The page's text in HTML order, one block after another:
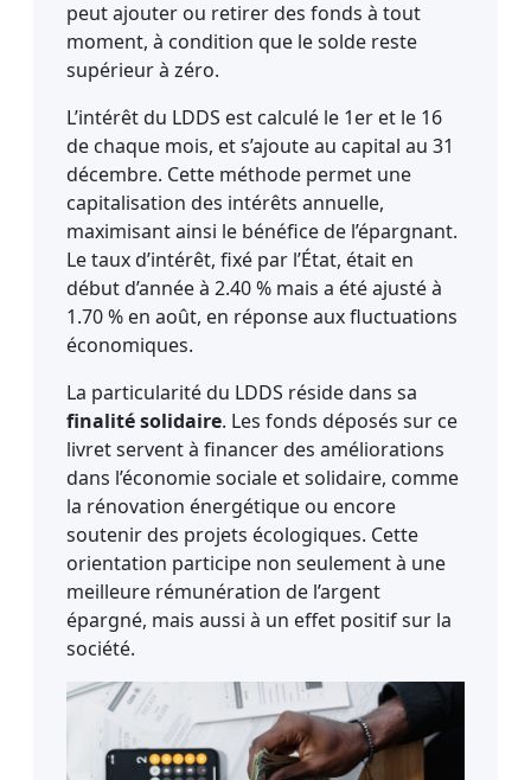
peut ajouter ou retirer des fonds à tout
moment, à condition que le solde reste
supérieur à zéro.
L’intérêt du LDDS est calculé le 1er et le 16
de chaque mois, et s’ajoute au capital au 31
décembre. Cette méthode permet une
capitalisation des intérêts annuelle,
maximisant ainsi le bénéfice de l’épargnant.
Le taux d’intérêt, fixé par l’État, était en
début d’année à 2.40 % mais a été ajusté à
1.70 % en août, en réponse aux fluctuations
économiques.
La particularité du LDDS réside dans sa
finalité solidaire. Les fonds déposés sur ce
livret servent à financer des améliorations
dans l’économie sociale et solidaire, comme
la rénovation énergétique ou encore
soutenir des projets écologiques. Cette
orientation participe non seulement à une
meilleure rémunération de l’argent
épargné, mais aussi à un effet positif sur la
société.